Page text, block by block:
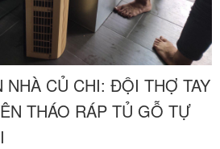
NHÀ CỦ CHI: ĐỘI THỢ TAY
THÁO RÁP TỦ GỖ TỰ